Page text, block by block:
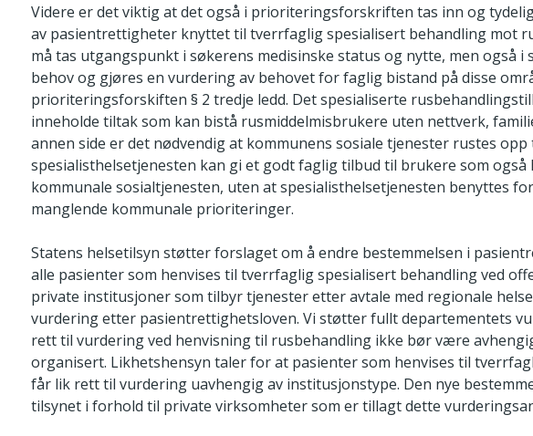
Videre er det viktig at det også i prioriteringsforskriften tas inn og
av pasientrettigheter knyttet til tverrfaglig spesialisert behandling mot
må tas utgangspunkt i søkerens medisinske status og nytte, men også i
behov og gjøres en vurdering av behovet for faglig bistand på disse
prioriteringsforskiften § 2 tredje ledd. Det spesialiserte
inneholde tiltak som kan bistå rusmiddelmisbrukere uten nettverk,
annen side er det nødvendig at kommunens sosiale tjenester rustes
spesialisthelsetjenesten kan gi et godt faglig tilbud til brukere som
kommunale sosialtjenesten, uten at spesialisthelsetjenesten benyttes
manglende kommunale prioriteringer.
Statens helsetilsyn støtter forslaget om å endre bestemmelsen i
alle pasienter som henvises til tverrfaglig spesialisert behandling ved
private institusjoner som tilbyr tjenester etter avtale med regionale
vurdering etter pasientrettighetsloven. Vi støtter fullt departementets
rett til vurdering ved henvisning til rusbehandling ikke bør være
organisert. Likhetshensyn taler for at pasienter som henvises til
får lik rett til vurdering uavhengig av institusjonstype. Den nye
tilsynet i forhold til private virksomheter som er tillagt dette